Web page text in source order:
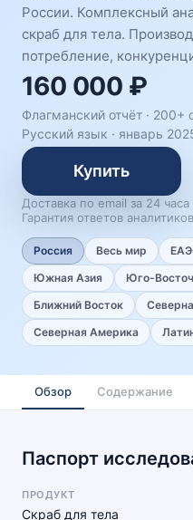
России. Комплексный
скраб для тела.
потребление,
160 000 ₽
Флагманский отчёт · 200+
Русский язык · январь
Купить
Доставка по email за 24
Гарантия ответов
Россия Весь мир
Южная Азия
Юго-
Ближний Восток
Северная Америка
Обзор Содержание
Паспорт
ПРОДУКТ
Скраб для тела